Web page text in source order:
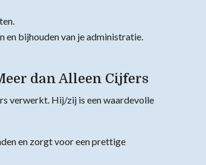
en bijhouden van je administratie.
dan Alleen Cijfers
verwerkt. Hij/zij is een waardevolle
en zorgt voor een prettige